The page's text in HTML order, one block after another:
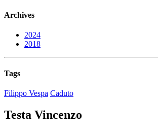
Archives
2024
2018
Tags
Filippo Vespa Caduto
Testa Vincenzo